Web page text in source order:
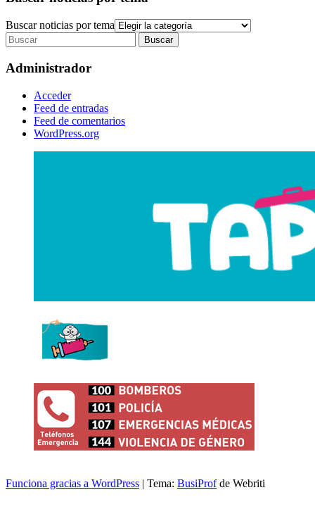
Buscar noticias por tema
Administrador
Acceder
Feed de entradas
Feed de comentarios
WordPress.org
Funciona gracias a WordPress | Tema: BusiProfde Webriti